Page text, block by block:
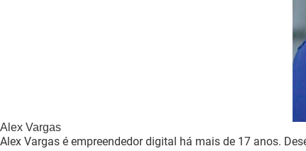
Alex Vargas
Alex Vargas é empreendedor digital há mais de 17 anos.